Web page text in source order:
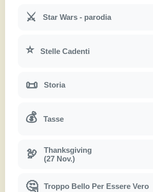
⚔ Star Wars - parodia
⭐ Stelle Cadenti
📜 Storia
💰 Tasse
🦃
Thanksgiving
(27 Nov.)
🤔 Troppo Bello Per Essere Vero